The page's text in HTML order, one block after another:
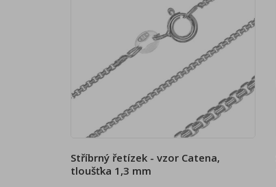
Stříbrný řetízek - vzor Catena,
tloušťka 1,3 mm